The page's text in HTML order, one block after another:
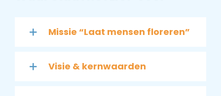
Missie “Laat mensen floreren”
Visie & kernwaarden